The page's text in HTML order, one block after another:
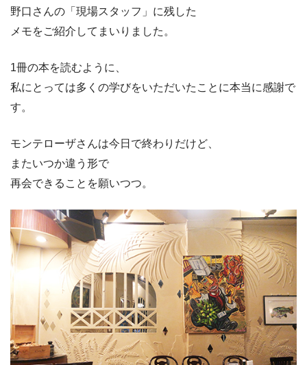
野口さんの「現場スタッフ」に残した
メモをご紹介してまいりました。
1冊の本を読むように、
私にとっては多くの学びをいただいたことに本当に感謝で
す。
モンテローザさんは今日で終わりだけど、
またいつか違う形で
再会できることを願いつつ。